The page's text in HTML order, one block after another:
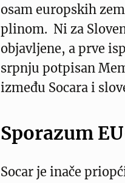
osam europskih
plinom. Ni za
objavljene, a prve
srpnju potpisan
između Socara i
Sporazum
Socar je inače